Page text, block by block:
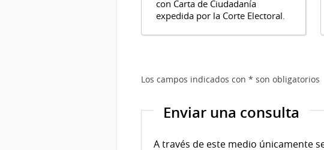
con Carta de Ciudadanía
expedida por la Corte Electoral.
Los campos indicados con * son obligatorios
Enviar una consulta
A través de este medio únicamente